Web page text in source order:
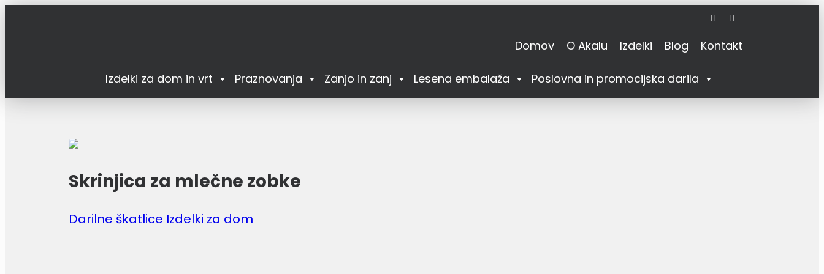
Domov O Akalu Izdelki Blog Kontakt
Izdelki za dom in vrt Praznovanja Zanjo in zanj Lesena embalaža Poslovna in promocijska darila
Skrinjica za mlečne zobke
Darilne škatlice Izdelki za dom